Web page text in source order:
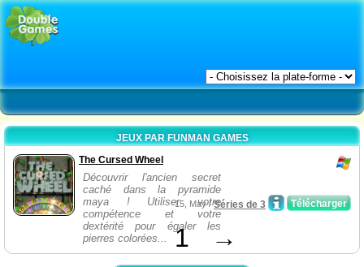
JEUX PAR FUNMAN GAMES
The Cursed Wheel
Découvrir l'ancien secret
caché dans la pyramide
maya ! Utiliser votre
compétence et votre
dextérité pour égaler les
pierres colorées...
Télécharger
15, May /Séries de 3
1 →